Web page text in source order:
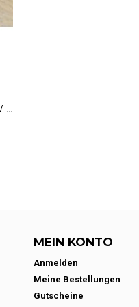
Waschwasserschalter Schalter BMW 3er E46 Compact LK 8363669m 01204020
MEIN KONTO
Anmelden
Meine Bestellungen
Gutscheine